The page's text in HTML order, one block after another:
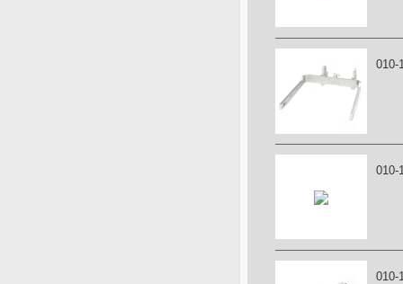
010-
010-
010-